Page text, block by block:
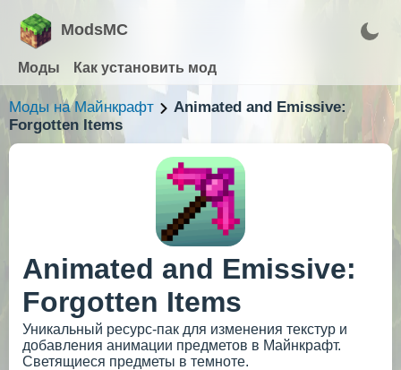
ModsMC
Моды Как установить мод
Моды на Майнкрафт
Animated and Emissive:
Forgotten Items
Animated and Emissive:
Forgotten Items
Уникальный ресурс-пак для изменения текстур и
добавления анимации предметов в Майнкрафт.
Светящиеся предметы в темноте.